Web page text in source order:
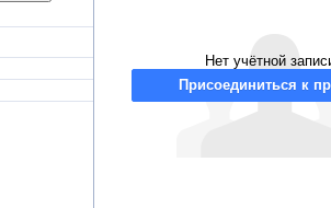
Нет учётной
Присоединиться к